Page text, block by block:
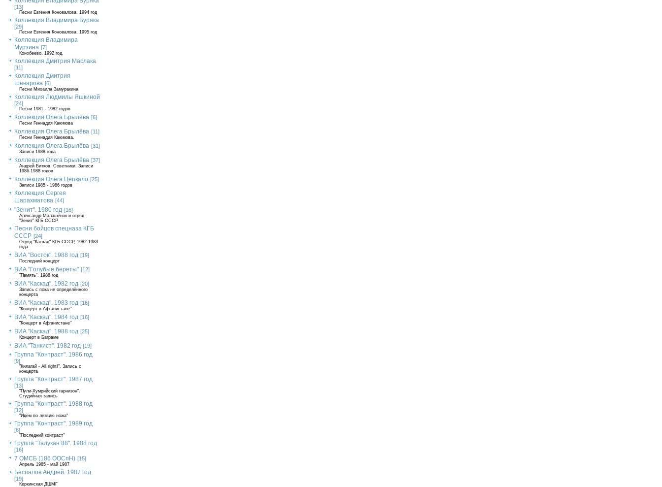
[13]
Песни Евгения Коновалова, 1994 год
Коллекция Владимира Буряка
[29]
Песни Евгения Коновалова, 1995 год
Коллекция Владимира
Мурзина [7]
Конобеево. 1992 год.
Коллекция Дмитрия Маслака
[11]
Коллекция Дмитрия
Шеварова [6]
Песни Михаила Замуракина
Коллекция Людмилы Яшкиной
[24]
Песни 1981 - 1982 годов
Коллекция Олега Брылёва [6]
Песни Геннадия Каюмова
Коллекция Олега Брылёва [11]
Песни Геннадия Каюмова.
Коллекция Олега Брылёва [31]
Записи 1988 года
Коллекция Олега Брылёва [37]
Андрей Битков. Советники. Записи
1986-1988 годов
Коллекция Олега Цепкало [25]
Записи 1985 - 1986 годов
Коллекция Сергея
Шарахматова [44]
"Зенит". 1980 год [16]
Александр Малашёнок и отряд
"Зенит" КГБ СССР
Песни бойцов спецназа КГБ
СССР [24]
Отряд "Каскад" КГБ СССР, 1982-1983
года
ВИА "Восток". 1988 год [19]
Последний концерт
ВИА "Голубые береты" [12]
"Память". 1988 год
ВИА "Каскад". 1982 год [20]
Запись с пока не определённого
концерта
ВИА "Каскад". 1983 год [16]
"Концерт в Афганистане"
ВИА "Каскад". 1984 год [16]
"Концерт в Афганистане"
ВИА "Каскад". 1988 год [25]
Концерт в Баграме
ВИА "Танкист". 1982 год [19]
Группа "Контраст". 1986 год
[9]
"Килагай - All right!". Запись с
концерта
Группа "Контраст". 1987 год
[13]
"Пули-Хумрийский гарнизон".
Студийная запись
Группа "Контраст". 1988 год
[12]
"Идём по лезвию ножа"
Группа "Контраст". 1989 год
[6]
"Последний контраст"
Группа "Талукан 88". 1988 год
[16]
7 ОМСБ (186 ООСпН) [15]
Апрель 1985 - май 1987
Беспалов Андрей. 1987 год
[19]
Керкинская ДШМГ